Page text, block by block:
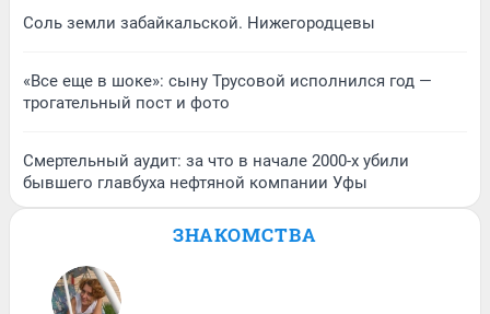
Соль земли забайкальской. Нижегородцевы
«Все еще в шоке»: сыну Трусовой исполнился год —
трогательный пост и фото
Смертельный аудит: за что в начале 2000-х убили
бывшего главбуха нефтяной компании Уфы
ЗНАКОМСТВА